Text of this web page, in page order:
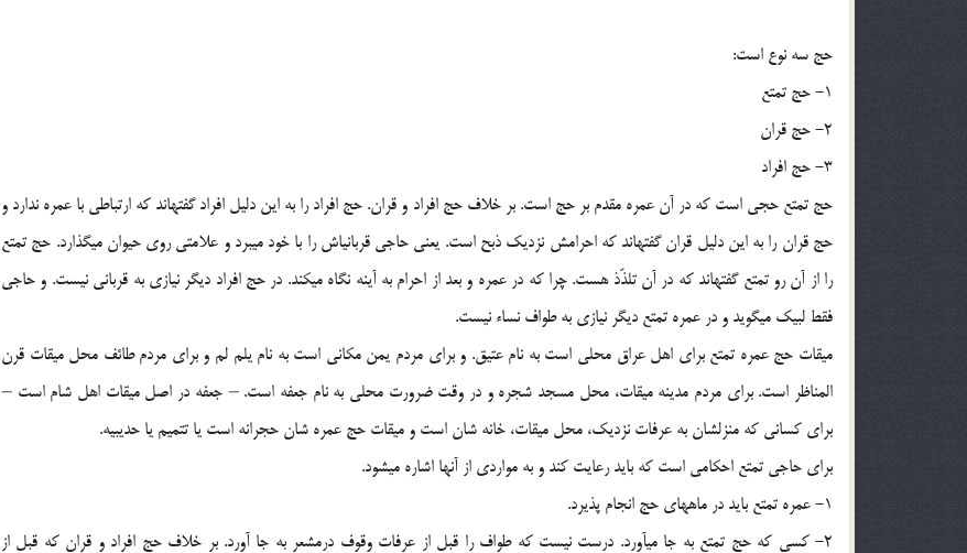
حج سه نوع است:
1- حج تمتع
2- حج قران
3- حج افراد
حج تمتع حجي است كه در آن عمره مقدم بر حج است. بر خلاف حج افراد و قران. حج افراد را به اين دليل افراد گفتهاند كه ارتباطي با عمره ندارد و
حج قران را به اين دليل قران گفتهاند كه احرامش نزديك ذبح است. يعني حاجي قربانياش را با خود ميبرد و علامتي روي حيوان ميگذارد. حج تمتع
را از آن رو تمتع گفتهاند كه در آن تلذّذ هست. چرا كه در عمره و بعد از احرام به آينه نگاه ميكند. در حج افراد ديگر نيازي به قرباني نيست. و حاجي
فقط لبيك ميگويد و در عمره تمتع ديگر نيازي به طواف نساء نيست.
ميقات حج عمره تمتع براي اهل عراق محلي است به نام عتيق. و براي مردم يمن مكاني است به نام يلم لم و براي مردم طائف محل ميقات قرن
المناظر است. براي مردم مدينه ميقات، محل مسجد شجره و در وقت ضرورت محلي به نام جعفه است. – جعفه در اصل ميقات اهل شام است –
براي كساني كه منزلشان به عرفات نزديك، محل ميقات، خانه شان است و ميقات حج عمره شان حجرانه است يا تتميم يا حديبيه.
براي حاجي تمتع احكامي است كه بايد رعايت كند و به مواردي از آنها اشاره ميشود.
1- عمره تمتع بايد در ماههاي حج انجام پذيرد.
2- كسي كه حج تمتع به جا ميآورد. درست نيست كه طواف را قبل از عرفات وقوف درمشعر به جا آورد. بر خلاف حج افراد و قران كه قبل از